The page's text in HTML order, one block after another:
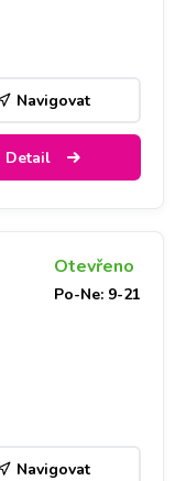
Navigovat
Detail
Otevřeno
Po-Ne: 9-21
Navigovat